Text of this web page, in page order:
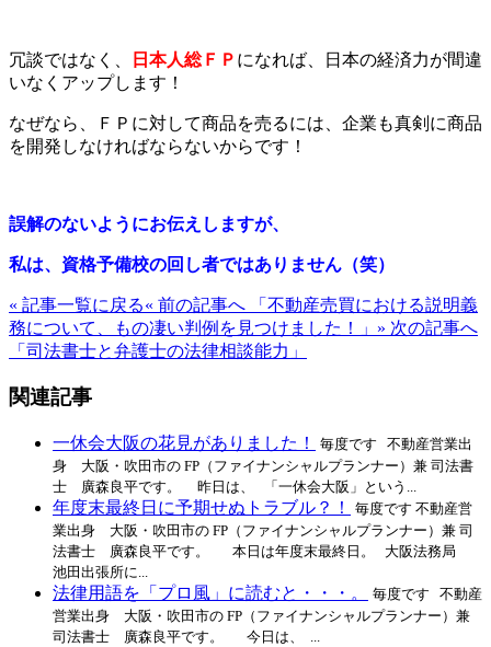
冗談ではなく、 日本人総ＦＰ になれば、日本の経済力が間違
いなくアップします！
なぜなら、ＦＰに対して商品を売るには、企業も真剣に商品
を開発しなければならないからです！
誤解のないようにお伝えしますが、
私は、資格予備校の回し者ではありません（笑）
« 記事一覧に戻る« 前の記事へ 「不動産売買における説明義
務について、もの凄い判例を見つけました！」 » 次の記事へ
「司法書士と弁護士の法律相談能力」
関連記事
一休会大阪の花見がありました！
毎度です 不動産営業出
身 大阪・吹田市の FP（ファイナンシャルプランナー）兼 司法書
士 廣森良平です。 昨日は、 「一休会大阪」という...
年度末最終日に予期せぬトラブル？！
毎度です 不動産営
業出身 大阪・吹田市の FP（ファイナンシャルプランナー）兼 司
法書士 廣森良平です。 本日は年度末最終日。 大阪法務局
池田出張所に...
法律用語を「プロ風」に読むと・・・。
毎度です 不動産
営業出身 大阪・吹田市の FP（ファイナンシャルプランナー）兼
司法書士 廣森良平です。 今日は、 ...